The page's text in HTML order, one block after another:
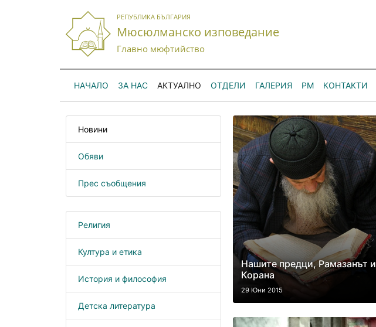
РЕПУБЛИКА БЪЛГАРИЯ
Мюсюлманско изповедание
Главно мюфтийство
НАЧАЛО ЗА НАС АКТУАЛНО ОТДЕЛИ ГАЛЕРИЯ РМ КОНТАКТИ
Новини
Обяви
Прес съобщения
Религия
Култура и етика
История и философия
Детска литература
Нашите предци, Рамазанът и
Корана
29 Юни 2015